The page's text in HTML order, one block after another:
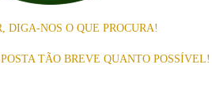
DIGA-NOS O QUE PROCURA!
TÃO BREVE QUANTO POSSÍVEL!